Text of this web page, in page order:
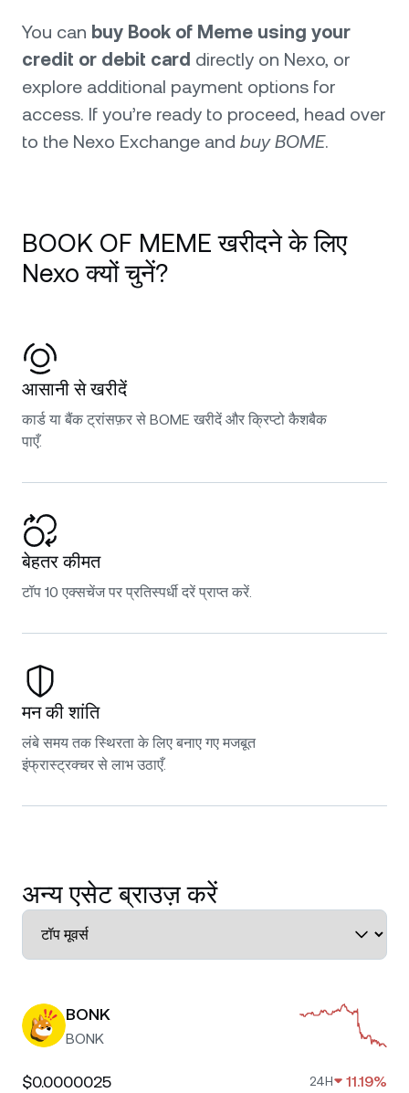
You can buy Book of Meme using your
credit or debit card directly on Nexo, or
explore additional payment options for
access. If you’re ready to proceed, head over
to the Nexo Exchange and buy BOME.
BOOK OF MEME खरीदने के लिए
Nexo क्यों चुनें?
आसानी से खरीदें
कार्ड या बैंक ट्रांसफ़र से BOME खरीदें और क्रिप्टो कैशबैक
पाएँ.
बेहतर कीमत
टॉप 10 एक्सचेंज पर प्रतिस्पर्धी दरें प्राप्त करें.
मन की शांति
लंबे समय तक स्थिरता के लिए बनाए गए मजबूत
इंफ्रास्ट्रक्चर से लाभ उठाएँ.
अन्य एसेट ब्राउज़ करें
BONK
BONK
$0.0000025 24H 11.19%